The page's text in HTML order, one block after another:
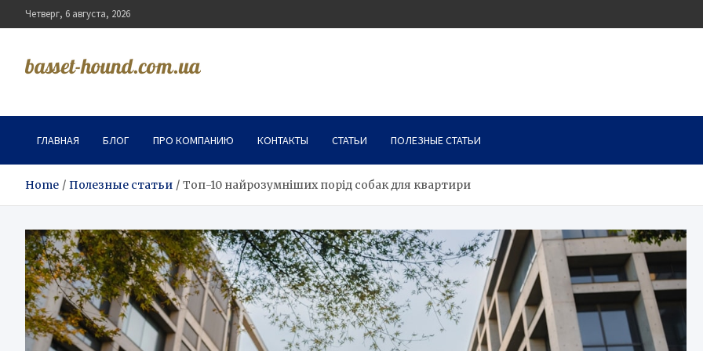
to
Четверг, 6 августа, 2026
basset-hound.com.ua
ГЛАВНАЯ БЛОГ ПРО КОМПАНИЮ КОНТАКТЫ СТАТЬИ ПОЛЕЗНЫЕ СТАТЬИ
Home Полезные статьи Топ-10 найрозумніших порід собак для квартири